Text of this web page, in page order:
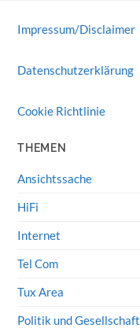
Impressum/Disclaimer
Datenschutzerklärung
Cookie Richtlinie
THEMEN
Ansichtssache
HiFi
Internet
Tel Com
Tux Area
Politik und Gesellschaft